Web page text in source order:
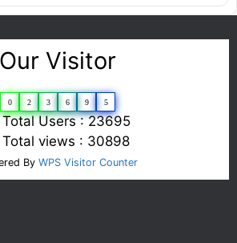
Our Visitor
0 2 3 6 9 5
Users : 23695
Total views : 30898
By WPS Visitor Counter